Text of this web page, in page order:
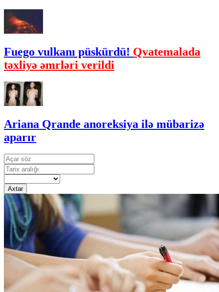
Fuego vulkanı püskürdü! Qvatemalada
təxliyə əmrləri verildi
Ariana Qrande anoreksiya ilə mübarizə
aparır
Axtar